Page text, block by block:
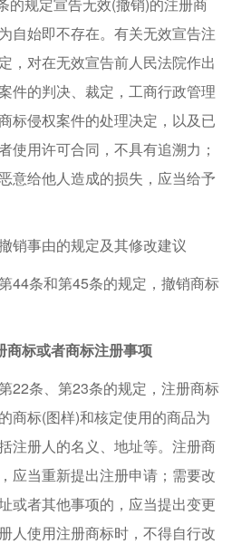
自始即不存在。有关无效宣告注
，对在无效宣告前人民法院作出
件的判决、裁定，工商行政管理
标侵权案件的处理决定，以及已
使用许可合同，不具有追溯力；
意给他人造成的损失，应当给予
事由的规定及其修改建议
条和第45条的规定，撤销商标
商标或者商标注册事项
条、第23条的规定，注册商标
商标(图样)和核定使用的商品为
注册人的名义、地址等。注册商
应当重新提出注册申请；需要改
或者其他事项的，应当提出变更
人使用注册商标时，不得自行改